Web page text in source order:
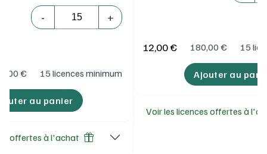
-
Quantité
+
€ 15 licences minimum
au panier
offertes à l'achat
12,00 € 180,00 € 15
Ajouter au
Voir les licences offertes à